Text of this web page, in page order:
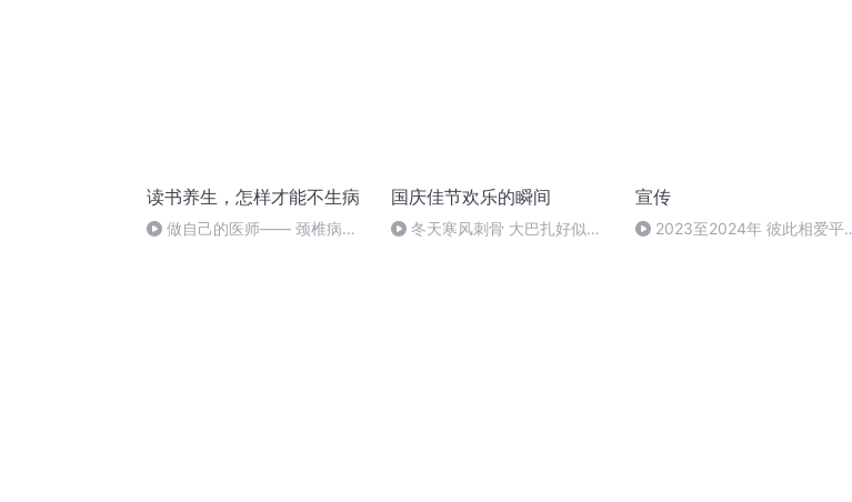
读书养生，怎样才能不生病
做自己的医师—— 颈椎病、
国庆佳节欢乐的瞬间
冬天寒风刺骨 大巴扎好似温
宣传
2023至2024年 彼此相爱平